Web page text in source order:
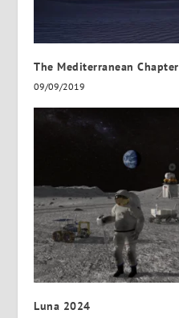
The Mediterranean Chapter
09/09/2019
Luna 2024